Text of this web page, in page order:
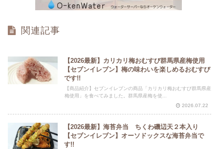
関連記事
【2026最新】カリカリ梅おむすび群馬県産梅使用
【セブンイレブン】梅の味わいを楽しめるおむすび
です!!
【商品紹介】セブンイレブンの商品「カリカリ梅おむすび群馬県産
梅使用」を食べてみました。群馬県産梅を使...
2026.07.22
【2026最新】海苔弁当 ちくわ磯辺天２本入り
【セブンイレブン】オーソドックスな海苔弁当で
す!!